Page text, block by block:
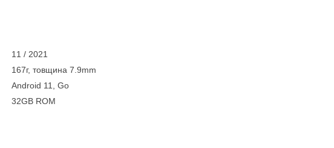
11 / 2021
167г, товщина 7.9mm
Android 11, Go
32GB ROM